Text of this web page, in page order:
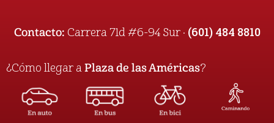
Contacto: Carrera 71d #6-94 Sur · (601) 484 8810
¿Cómo llegar a Plaza de las Américas?